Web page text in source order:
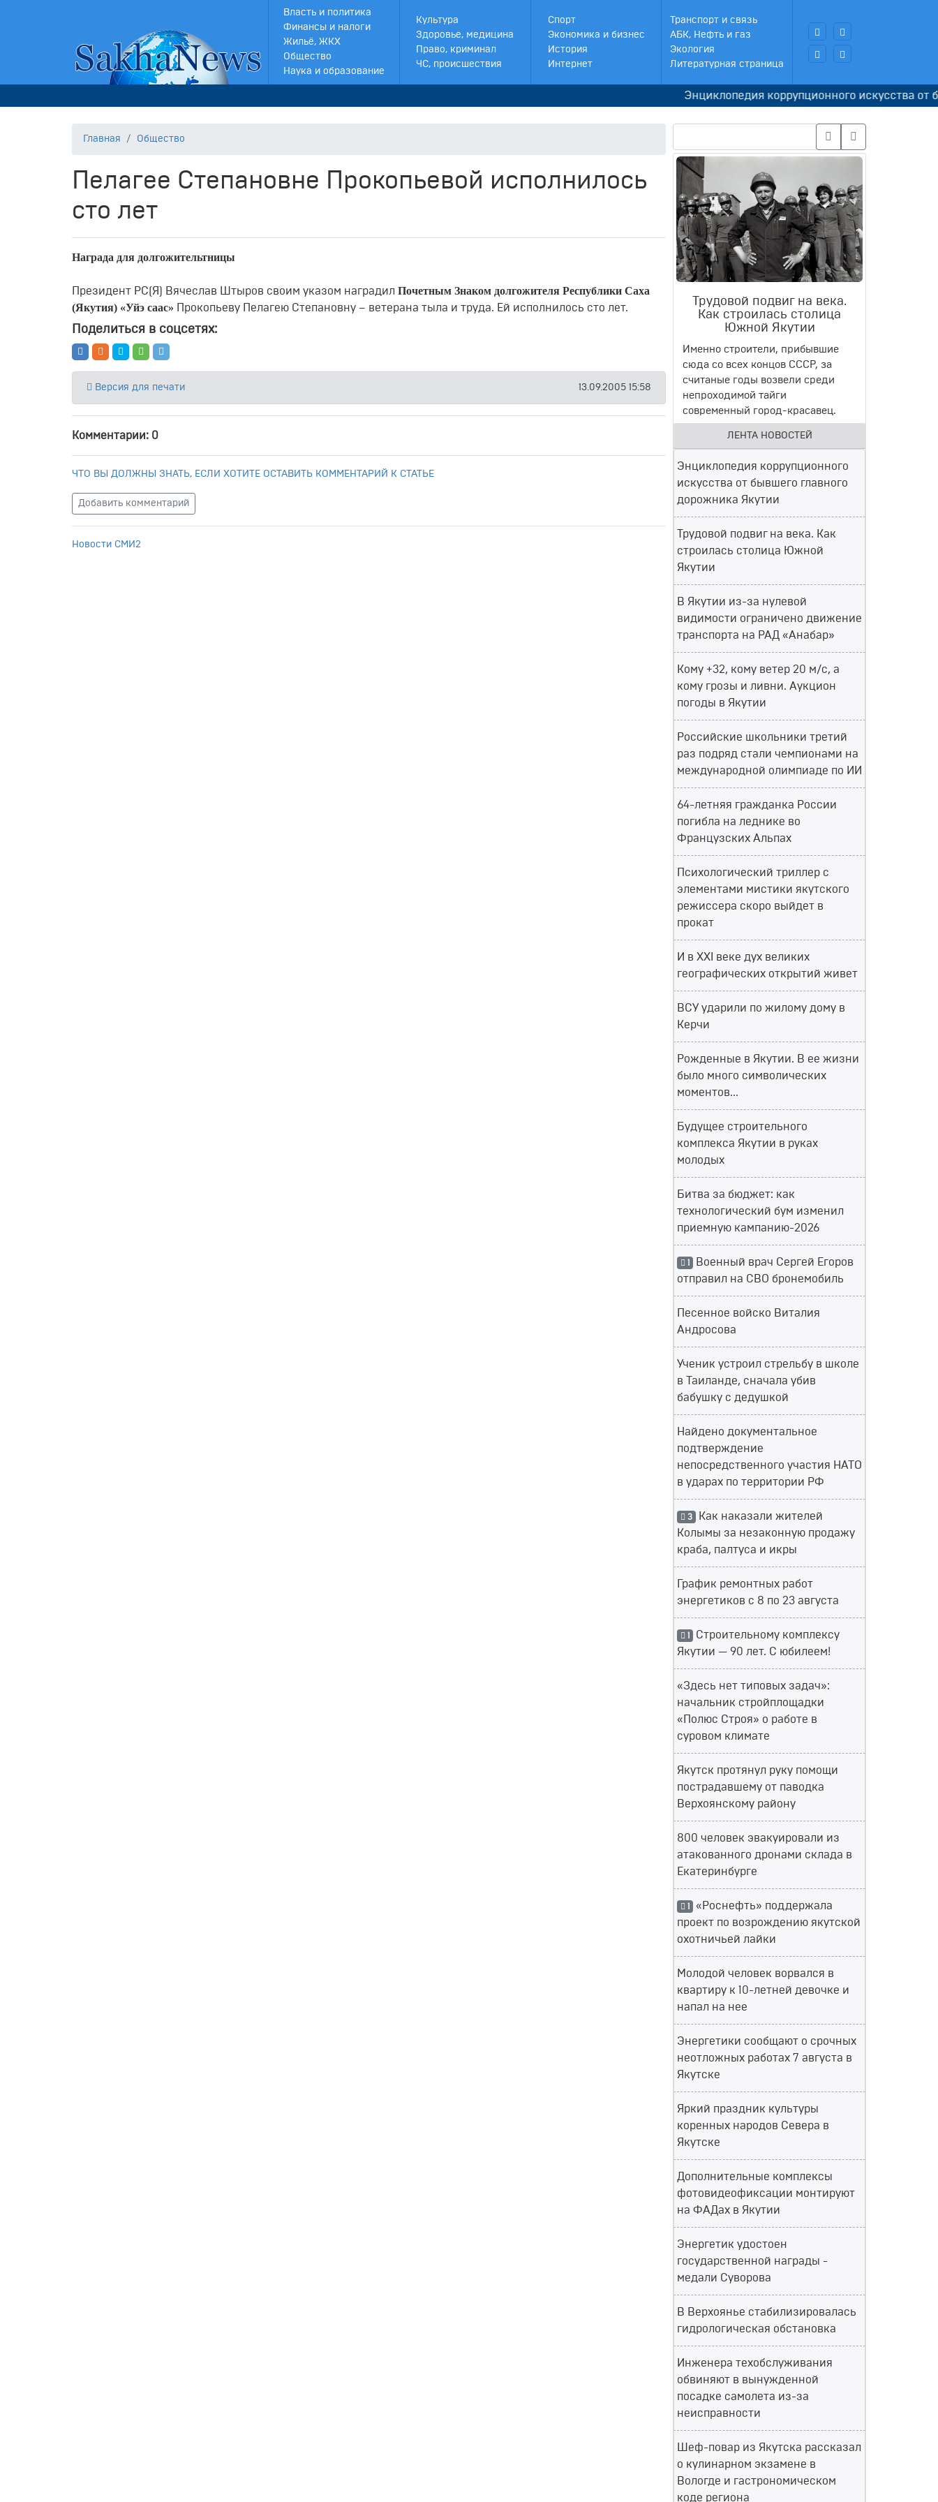
Власть и политика
Финансы и налоги
Жильё, ЖКХ
Общество
Наука и образование
Культура
Здоровье, медицина
Право, криминал
ЧС, происшествия
Спорт
Экономика и бизнес
История
Интернет
Транспорт и связь
АБК, Нефть и газ
Экология
Литературная страница
Энциклопедия коррупционного искусства от
Главная Общество
Пелагее Степановне Прокопьевой исполнилось
сто лет
Награда для долгожительтницы
Президент РС(Я) Вячеслав Штыров своим указом наградил Почетным Знаком долгожителя Республики Саха
(Якутия) «Уйэ саас»
Прокопьеву Пелагею Степановну – ветерана тыла и труда. Ей исполнилось сто лет.
Поделиться в соцсетях:
Версия для печати 13.09.2005 15:58
Комментарии: 0
ЧТО ВЫ ДОЛЖНЫ ЗНАТЬ, ЕСЛИ ХОТИТЕ ОСТАВИТЬ КОММЕНТАРИЙ К СТАТЬЕ
Добавить комментарий
Новости СМИ2
Трудовой подвиг на века.
Как строилась столица
Южной Якутии
Именно строители, прибывшие
сюда со всех концов СССР, за
считаные годы возвели среди
непроходимой тайги
современный город-красавец.
ЛЕНТА НОВОСТЕЙ
Энциклопедия коррупционного
искусства от бывшего главного
дорожника Якутии
Трудовой подвиг на века. Как
строилась столица Южной
Якутии
В Якутии из-за нулевой
видимости ограничено движение
транспорта на РАД «Анабар»
Кому +32, кому ветер 20 м/с, а
кому грозы и ливни. Аукцион
погоды в Якутии
Российские школьники третий
раз подряд стали чемпионами на
международной олимпиаде по ИИ
64-летняя гражданка России
погибла на леднике во
Французских Альпах
Психологический триллер с
элементами мистики якутского
режиссера скоро выйдет в
прокат
И в XXI веке дух великих
географических открытий живет
ВСУ ударили по жилому дому в
Керчи
Рожденные в Якутии. В ее жизни
было много символических
моментов...
Будущее строительного
комплекса Якутии в руках
молодых
Битва за бюджет: как
технологический бум изменил
приемную кампанию-2026
1 Военный врач Сергей Егоров
отправил на СВО бронемобиль
Песенное войско Виталия
Андросова
Ученик устроил стрельбу в школе
в Таиланде, сначала убив
бабушку с дедушкой
Найдено документальное
подтверждение
непосредственного участия НАТО
в ударах по территории РФ
3 Как наказали жителей
Колымы за незаконную продажу
краба, палтуса и икры
График ремонтных работ
энергетиков с 8 по 23 августа
1 Строительному комплексу
Якутии — 90 лет. С юбилеем!
«Здесь нет типовых задач»:
начальник стройплощадки
«Полюс Строя» о работе в
суровом климате
Якутск протянул руку помощи
пострадавшему от паводка
Верхоянскому району
800 человек эвакуировали из
атакованного дронами склада в
Екатеринбурге
1 «Роснефть» поддержала
проект по возрождению якутской
охотничьей лайки
Молодой человек ворвался в
квартиру к 10-летней девочке и
напал на нее
Энергетики сообщают о срочных
неотложных работах 7 августа в
Якутске
Яркий праздник культуры
коренных народов Севера в
Якутске
Дополнительные комплексы
фотовидеофиксации монтируют
на ФАДах в Якутии
Энергетик удостоен
государственной награды -
медали Суворова
В Верхоянье стабилизировалась
гидрологическая обстановка
Инженера техобслуживания
обвиняют в вынужденной
посадке самолета из-за
неисправности
Шеф-повар из Якутска рассказал
о кулинарном экзамене в
Вологде и гастрономическом
коде региона